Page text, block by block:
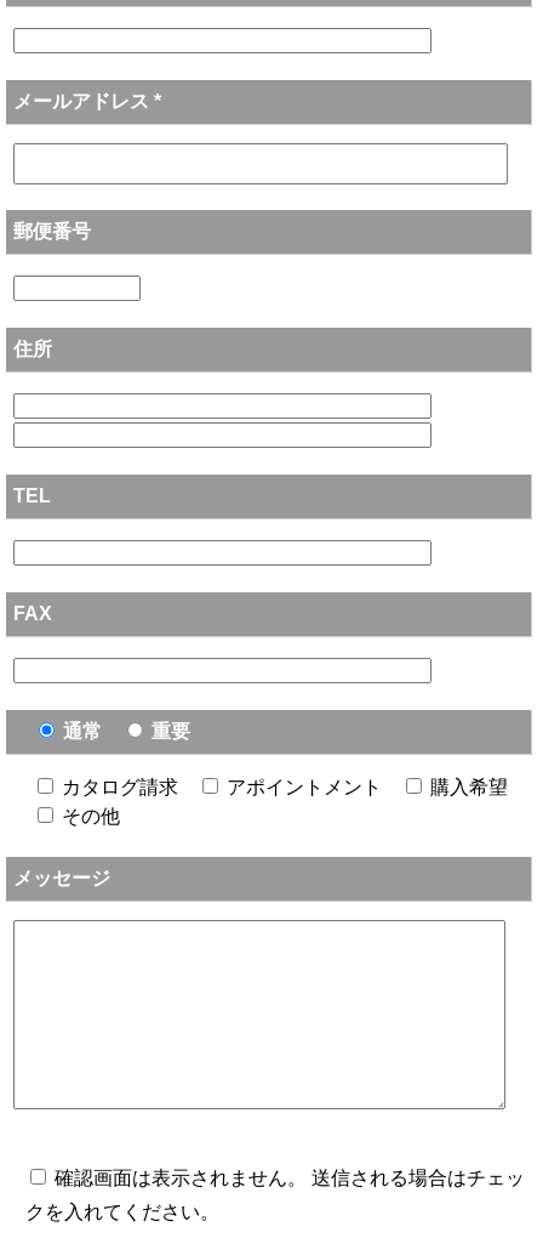
メールアドレス *
郵便番号
住所
TEL
FAX
通常 重要
カタログ請求 アポイントメント
購入希望
その他
メッセージ
確認画面は表示されません。 送信される場合はチェッ
クを入れてください。